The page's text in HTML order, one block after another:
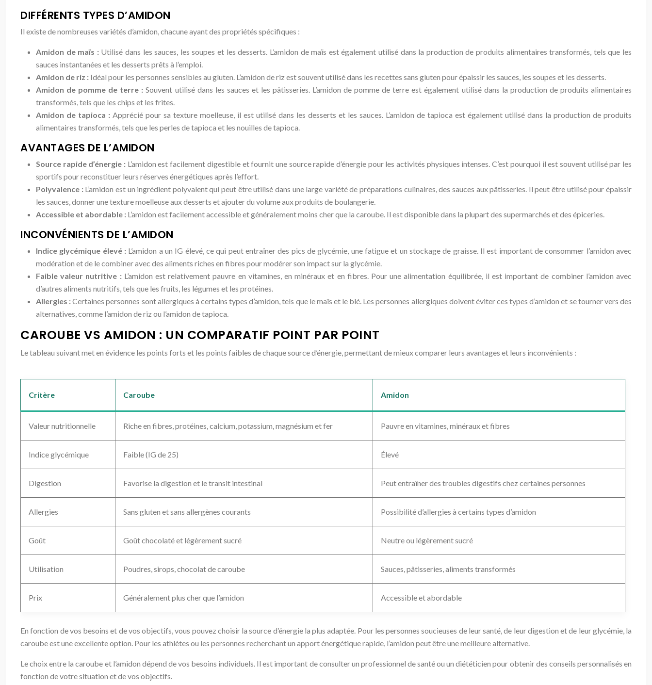
DIFFÉRENTS TYPES D’AMIDON
Il existe de nombreuses variétés d’amidon, chacune ayant des propriétés spécifiques :
Amidon de maïs : Utilisé dans les sauces, les soupes et les desserts. L’amidon de maïs est également utilisé dans la production de produits alimentaires transformés, tels que les
sauces instantanées et les desserts prêts à l’emploi.
Amidon de riz : Idéal pour les personnes sensibles au gluten. L’amidon de riz est souvent utilisé dans les recettes sans gluten pour épaissir les sauces, les soupes et les desserts.
Amidon de pomme de terre :Souvent utilisé dans les sauces et les pâtisseries. L’amidon de pomme de terre est également utilisé dans la production de produits alimentaires
transformés, tels que les chips et les frites.
Amidon de tapioca : Apprécié pour sa texture moelleuse, il est utilisé dans les desserts et les sauces. L’amidon de tapioca est également utilisé dans la production de produits
alimentaires transformés, tels que les perles de tapioca et les nouilles de tapioca.
AVANTAGES DE L’AMIDON
Source rapide d’énergie : L’amidon est facilement digestible et fournit une source rapide d’énergie pour les activités physiques intenses. C’est pourquoi il est souvent utilisé par les
sportifs pour reconstituer leurs réserves énergétiques après l’effort.
Polyvalence : L’amidon est un ingrédient polyvalent qui peut être utilisé dans une large variété de préparations culinaires, des sauces aux pâtisseries. Il peut être utilisé pour épaissir
les sauces, donner une texture moelleuse aux desserts et ajouter du volume aux produits de boulangerie.
Accessible et abordable : L’amidon est facilement accessible et généralement moins cher que la caroube. Il est disponible dans la plupart des supermarchés et des épiceries.
INCONVÉNIENTS DE L’AMIDON
Indice glycémique élevé : L’amidon a un IG élevé, ce qui peut entraîner des pics de glycémie, une fatigue et un stockage de graisse. Il est important de consommer l’amidon avec
modération et de le combiner avec des aliments riches en fibres pour modérer son impact sur la glycémie.
Faible valeur nutritive : L’amidon est relativement pauvre en vitamines, en minéraux et en fibres. Pour une alimentation équilibrée, il est important de combiner l’amidon avec
d’autres aliments nutritifs, tels que les fruits, les légumes et les protéines.
Allergies :Certaines personnes sont allergiques à certains types d’amidon, tels que le maïs et le blé. Les personnes allergiques doivent éviter ces types d’amidon et se tourner vers des
alternatives, comme l’amidon de riz ou l’amidon de tapioca.
CAROUBE VS AMIDON : UN COMPARATIF POINT PAR POINT
Le tableau suivant met en évidence les points forts et les points faibles de chaque source d’énergie, permettant de mieux comparer leurs avantages et leurs inconvénients :
Critère Caroube Amidon
Valeur nutritionnelle Riche en fibres, protéines, calcium, potassium, magnésium et fer Pauvre en vitamines, minéraux et fibres
Indice glycémique Faible (IG de 25) Élevé
Digestion Favorise la digestion et le transit intestinal Peut entraîner des troubles digestifs chez certaines personnes
Allergies Sans gluten et sans allergènes courants Possibilité d’allergies à certains types d’amidon
Goût Goût chocolaté et légèrement sucré Neutre ou légèrement sucré
Utilisation Poudres, sirops, chocolat de caroube Sauces, pâtisseries, aliments transformés
Prix Généralement plus cher que l’amidon Accessible et abordable
En fonction de vos besoins et de vos objectifs, vous pouvez choisir la source d’énergie la plus adaptée. Pour les personnes soucieuses de leur santé, de leur digestion et de leur glycémie, la
caroube est une excellente option. Pour les athlètes ou les personnes recherchant un apport énergétique rapide, l’amidon peut être une meilleure alternative.
Le choix entre la caroube et l’amidon dépend de vos besoins individuels. Il est important de consulter un professionnel de santé ou un diététicien pour obtenir des conseils personnalisés en
fonction de votre situation et de vos objectifs.